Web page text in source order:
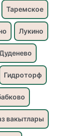
Таремское
Лукино
Гидроторф
вакытлары